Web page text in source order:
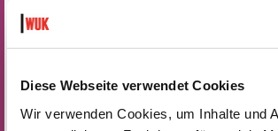
Diese Webseite verwendet Cookies
Wir verwenden Cookies, um Inhalte und
Mikrogemeinschaft; das Moment der
seine taktischen Medien sowie das
inklusive Affekt und Verführung. Ziel ist es,
künstlerischer Allianzenbildung jenseits der
Complicity denkt daher den Ort seines
spaltet ihn auf: Gemeinsam mit dem